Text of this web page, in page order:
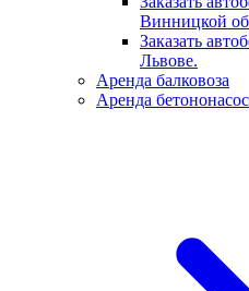
Винницкой
Заказать
Львове.
Аренда балковоза
Аренда